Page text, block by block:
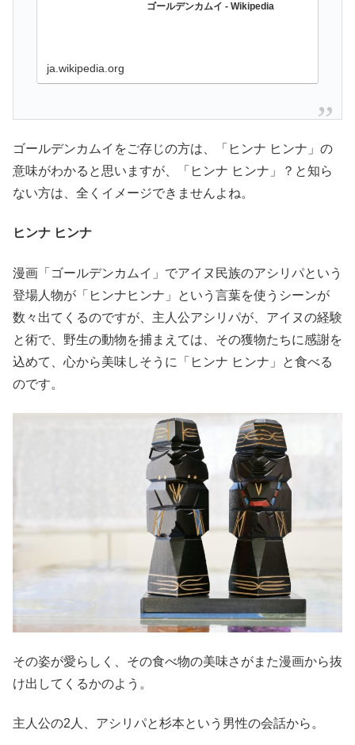
ゴールデンカムイ - Wikipedia
ja.wikipedia.org
ゴールデンカムイをご存じの方は、「ヒンナ ヒンナ」の
意味がわかると思いますが、「ヒンナ ヒンナ」？と知ら
ない方は、全くイメージできませんよね。
ヒンナ ヒンナ
漫画「ゴールデンカムイ」でアイヌ民族のアシリパという
登場人物が「ヒンナヒンナ」という言葉を使うシーンが
数々出てくるのですが、主人公アシリパが、アイヌの経験
と術で、野生の動物を捕まえては、その獲物たちに感謝を
込めて、心から美味しそうに「ヒンナ ヒンナ」と食べる
のです。
その姿が愛らしく、その食べ物の美味さがまた漫画から抜
け出してくるかのよう。
主人公の2人、アシリパと杉本という男性の会話から。